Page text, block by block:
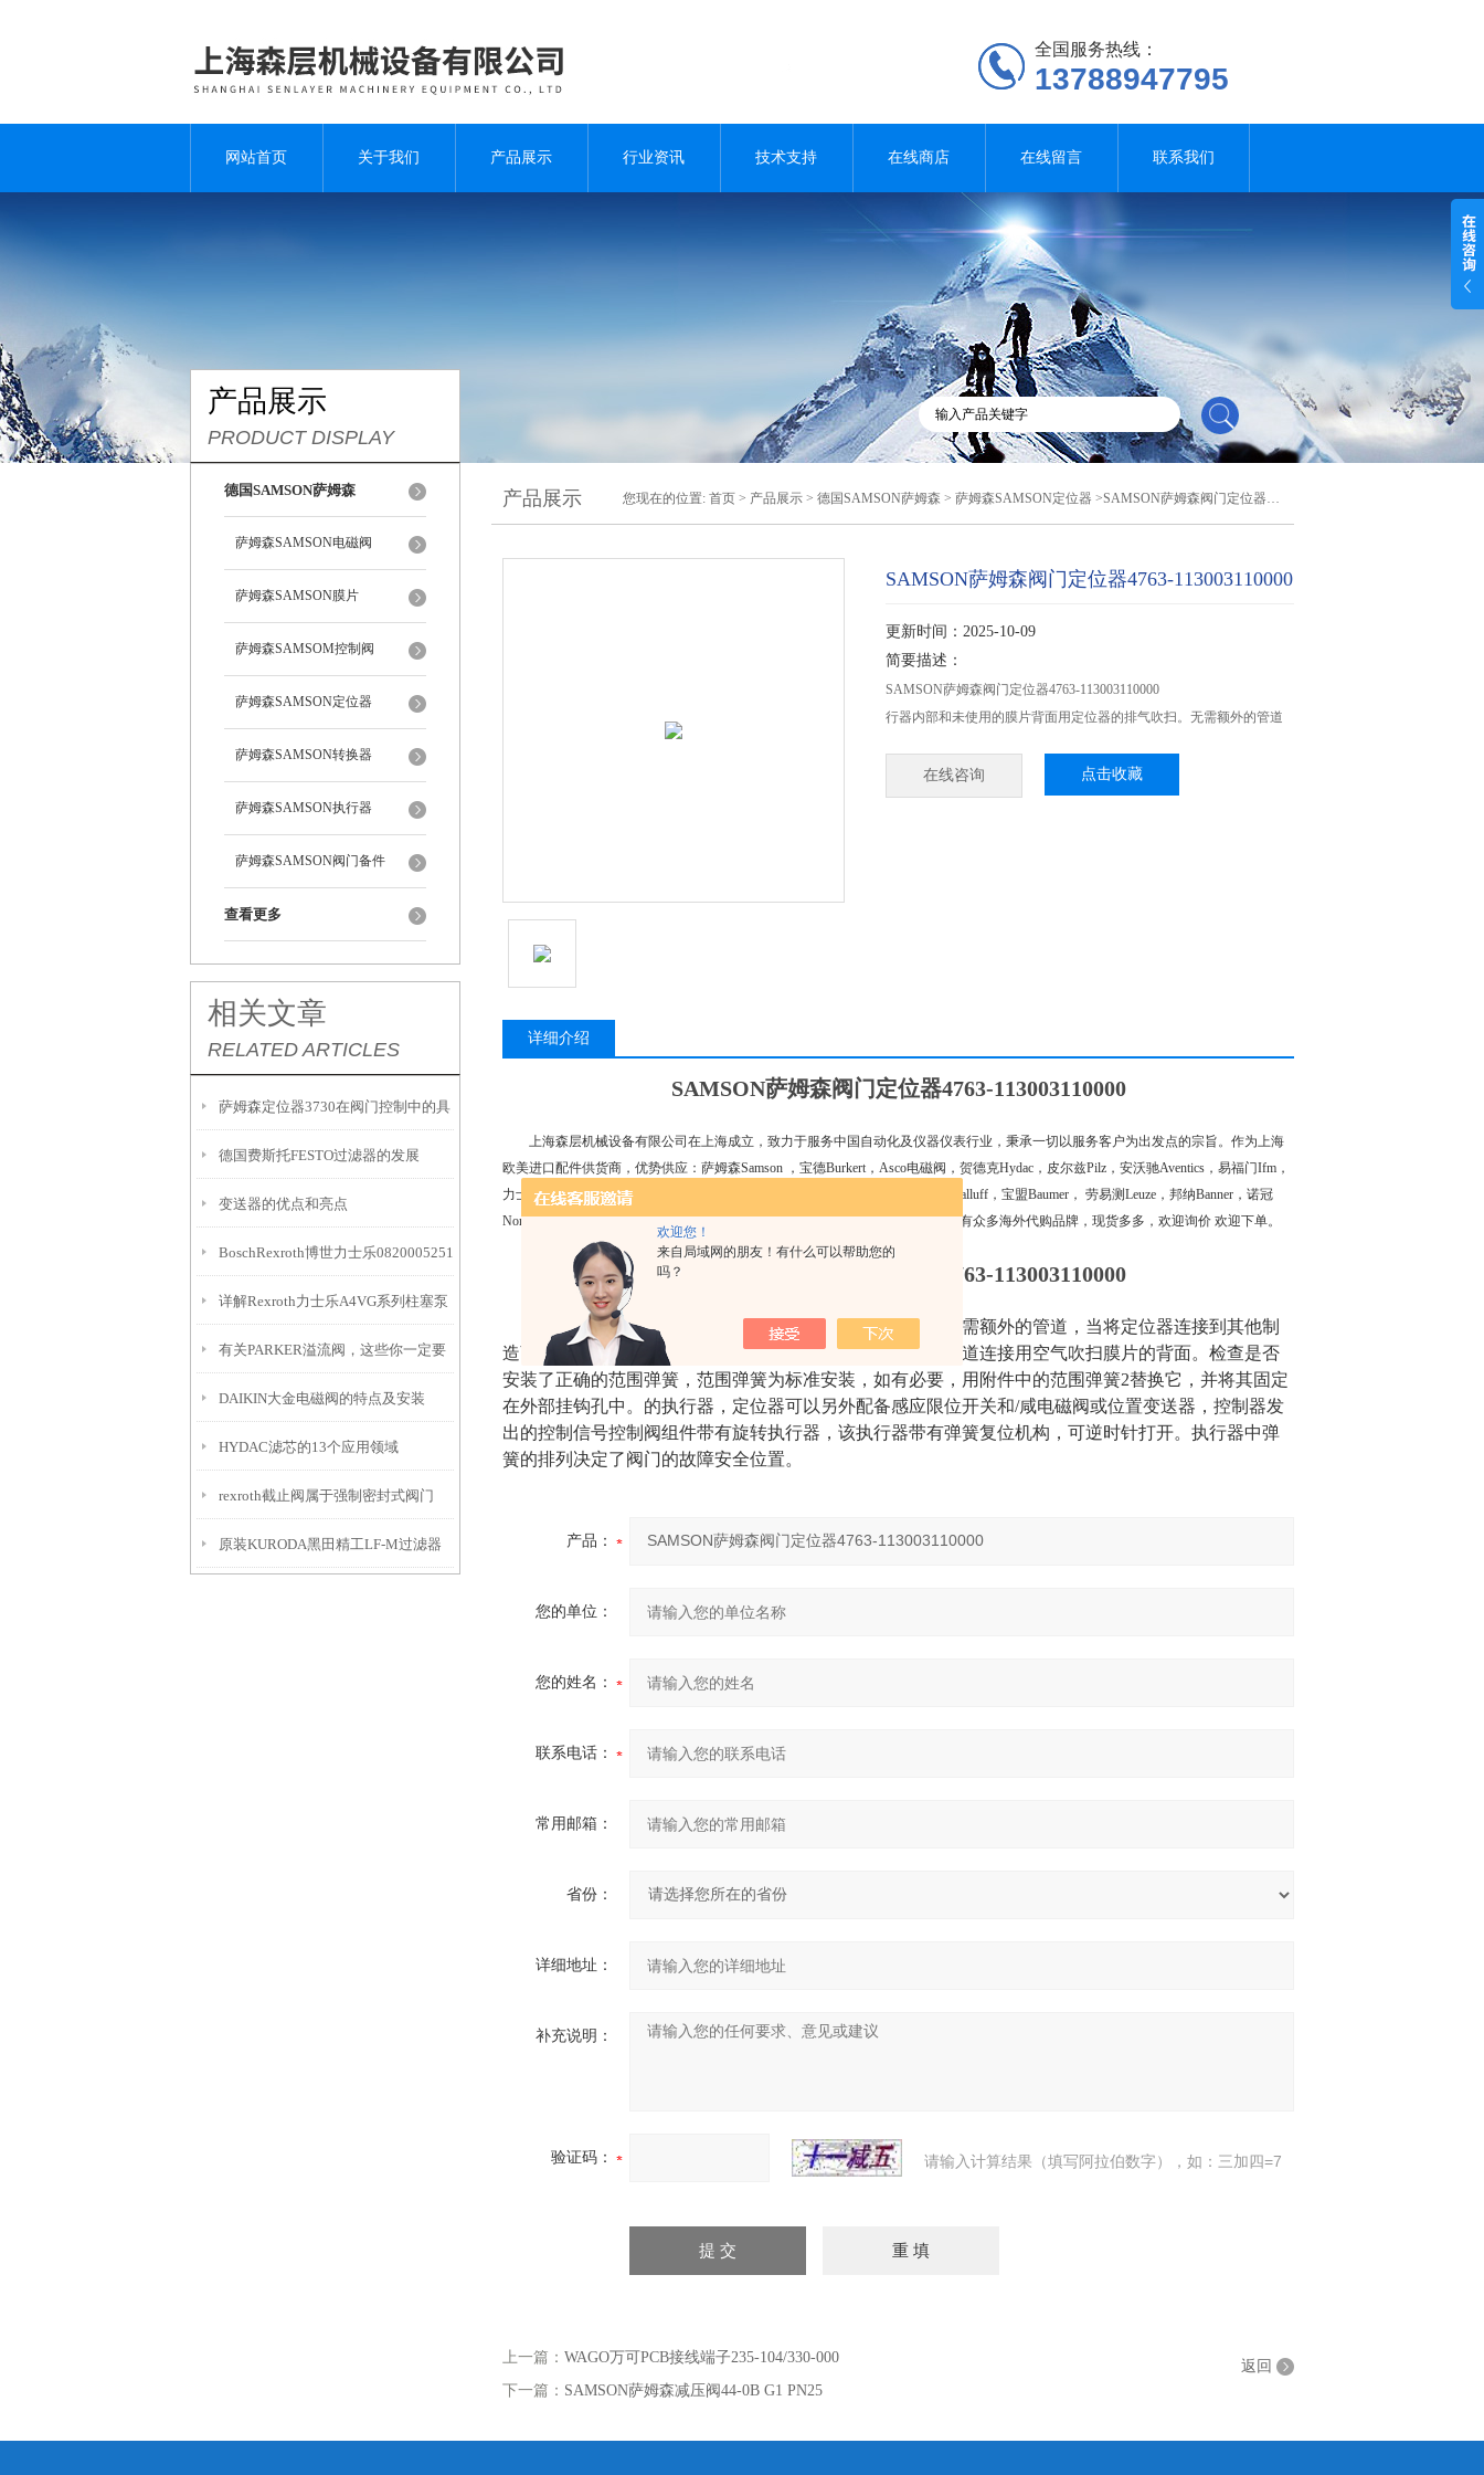
欢迎您！
来自局域网的朋友！有什么可以帮助您的
吗？
全国服务热线：
13788947795
网站首页 关于我们 产品展示 行业资讯 技术支持 在线商店 在线留言 联系我们
产品展示
PRODUCT DISPLAY
德国SAMSON萨姆森
萨姆森SAMSON电磁阀
萨姆森SAMSON膜片
萨姆森SAMSOM控制阀
萨姆森SAMSON定位器
萨姆森SAMSON转换器
萨姆森SAMSON执行器
萨姆森SAMSON阀门备件
查看更多
相关文章
RELATED ARTICLES
萨姆森定位器3730在阀门控制中的具
体应用有哪些？
德国费斯托FESTO过滤器的发展
变送器的优点和亮点
BoschRexroth博世力士乐0820005251
型号
详解Rexroth力士乐A4VG系列柱塞泵
EP控制原理
有关PARKER溢流阀，这些你一定要
知道
DAIKIN大金电磁阀的特点及安装
HYDAC滤芯的13个应用领域
rexroth截止阀属于强制密封式阀门
原装KURODA黑田精工LF-M过滤器
产品展示 您现在的位置: 首页 > 产品展示 > 德国SAMSON萨姆森 > 萨姆森SAMSON定位器 >SAMSON萨姆森阀门定位器4763-113003110000
SAMSON萨姆森阀门定位器4763-113003110000
更新时间：2025-10-09
简要描述：
SAMSON萨姆森阀门定位器4763-113003110000
行器内部和未使用的膜片背面用定位器的排气吹扫。无需额外的管道
在线咨询 点击收藏
详细介绍
SAMSON萨姆森阀门定位器4763-113003110000
上海森层机械设备有限公司在上海成立，致力于服务中国自动化及仪器仪表行业，秉承一切以服务客户为出发点的宗旨。作为上海
欧美进口配件供货商，优势供应：萨姆森Samson ，宝德Burkert，Asco电磁阀，贺德克Hydac，皮尔兹Pilz，安沃驰Aventics，易福门Ifm，
力士乐Rexroth，派克Parker，阿托斯Atos，仙童Fairchild，倍加福P+F，巴鲁夫Balluff，宝盟Baumer， 劳易测Leuze，邦纳Banner，诺冠
Norgren，美国Mac电磁阀，德国EPRO传感器，HBM传感器，WIKA威卡...... 还有众多海外代购品牌，现货多多，欢迎询价 欢迎下单。
SAMSON萨姆森阀门定位器4763-113003110000
行器内部和未使用的膜片背面用定位器的排气吹扫。无需额外的管道，当将定位器连接到其他制
造商的执行器时，可以通过安装在执行器和中间件之间的管道连接用空气吹扫膜片的背面。检查是否
安装了正确的范围弹簧，范围弹簧为标准安装，如有必要，用附件中的范围弹簧2替换它，并将其固定
在外部挂钩孔中。的执行器，定位器可以另外配备感应限位开关和/咸电磁阀或位置变送器，控制器发
出的控制信号控制阀组件带有旋转执行器，该执行器带有弹簧复位机构，可逆时针打开。执行器中弹
簧的排列决定了阀门的故障安全位置。
产品：
您的单位：
您的姓名：
联系电话：
常用邮箱：
省份：
详细地址：
补充说明：
验证码： 请输入计算结果（填写阿拉伯数字），如：三加四=7
上一篇： WAGO万可PCB接线端子235-104/330-000
下一篇： SAMSON萨姆森减压阀44-0B G1 PN25
返回